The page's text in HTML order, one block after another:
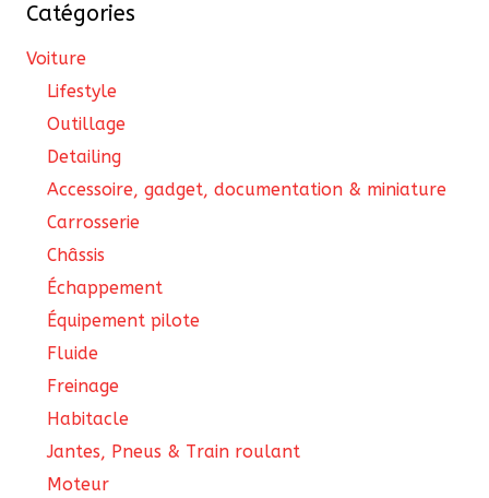
Catégories
Voiture
Lifestyle
Outillage
Detailing
Accessoire, gadget, documentation & miniature
Carrosserie
Châssis
Échappement
Équipement pilote
Fluide
Freinage
Habitacle
Jantes, Pneus & Train roulant
Moteur